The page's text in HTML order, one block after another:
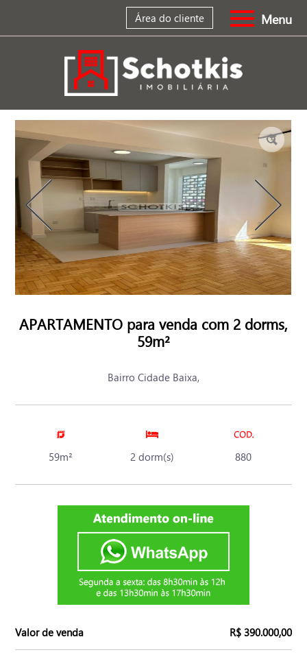
Menu
Área do cliente
APARTAMENTO para venda com 2 dorms,
59m²
Bairro Cidade Baixa,
59m² 2 dorm(s) 880
Valor de venda R$ 390.000,00